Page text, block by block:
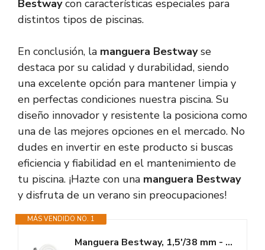
Bestwaycon características especiales para
distintos tipos de piscinas.
En conclusión, la manguera Bestwayse
destaca por su calidad y durabilidad, siendo
una excelente opción para mantener limpia y
en perfectas condiciones nuestra piscina. Su
diseño innovador y resistente la posiciona como
una de las mejores opciones en el mercado. No
dudes en invertir en este producto si buscas
eficiencia y fiabilidad en el mantenimiento de
tu piscina. ¡Hazte con una manguera Bestway
y disfruta de un verano sin preocupaciones!
MÁS VENDIDO NO. 1
Manguera Bestway, 1,5'/38 mm - 300 cm de largo